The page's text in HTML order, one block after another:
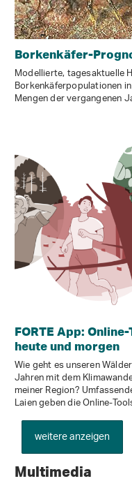
Borkenkäfer-
Modellierte, tagesaktuelle
Borkenkäferpopulationen
Mengen der vergangenen
FORTE App:
heute und morgen
Wie geht es unseren
Jahren mit dem
meiner Region?
Laien geben die Online-
weitere anzeigen
Multimedia